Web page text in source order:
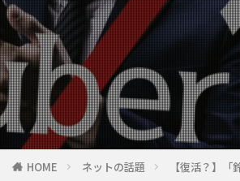
HOME ネットの話題 【復活？】